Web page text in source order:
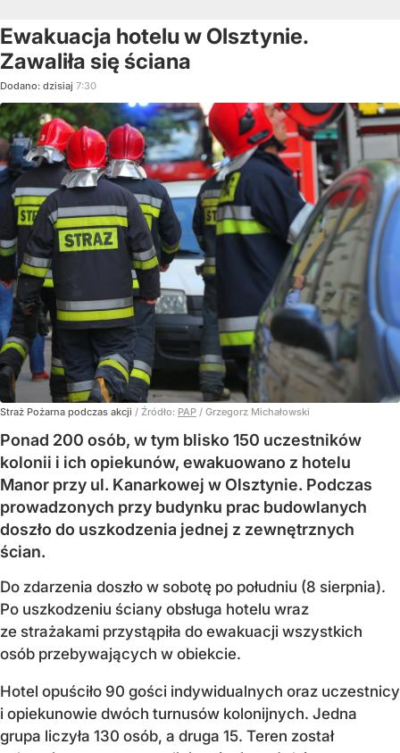
Ewakuacja hotelu w Olsztynie.
Zawaliła się ściana
Dodano: dzisiaj 7:30
Straż Pożarna podczas akcji / Źródło: PAP / Grzegorz Michałowski
Ponad 200 osób, w tym blisko 150 uczestników
kolonii i ich opiekunów, ewakuowano z hotelu
Manor przy ul. Kanarkowej w Olsztynie. Podczas
prowadzonych przy budynku prac budowlanych
doszło do uszkodzenia jednej z zewnętrznych
ścian.
Do zdarzenia doszło w sobotę po południu (8 sierpnia).
Po uszkodzeniu ściany obsługa hotelu wraz
ze strażakami przystąpiła do ewakuacji wszystkich
osób przebywających w obiekcie.
Hotel opuściło 90 gości indywidualnych oraz uczestnicy
i opiekunowie dwóch turnusów kolonijnych. Jedna
grupa liczyła 130 osób, a druga 15. Teren został